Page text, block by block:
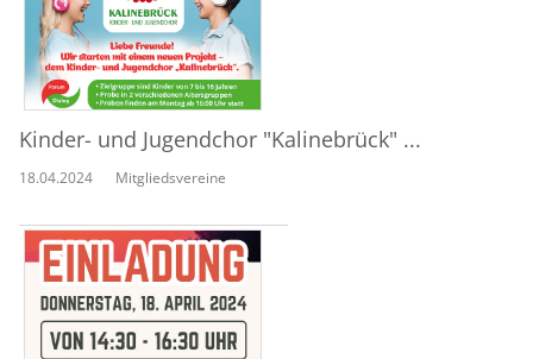
Kinder- und Jugendchor "Kalinebrück" ...
18.04.2024 Mitgliedsvereine